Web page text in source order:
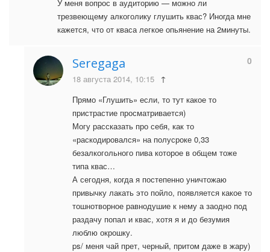
У меня вопрос в аудиторию — можно ли
трезвеющему алкоголику глушить квас? Иногда мне
кажется, что от кваса легкое опьянение на 2минуты.
Seregaga
18 августа 2014, 10:15 ↑
0
Прямо «Глушить» если, то тут какое то
пристрастие просматривается)
Могу рассказать про себя, как то
«раскодировался» на полусроке 0,33
безалкогольного пива которое в общем тоже
типа квас…
А сегодня, когда я постепенно уничтожаю
привычку лакать это пойло, появляется какое то
тошнотворное равнодушие к нему а заодно под
раздачу попал и квас, хотя я и до безумия
люблю окрошку.
ps/ меня чай прет, черный, притом даже в жару)